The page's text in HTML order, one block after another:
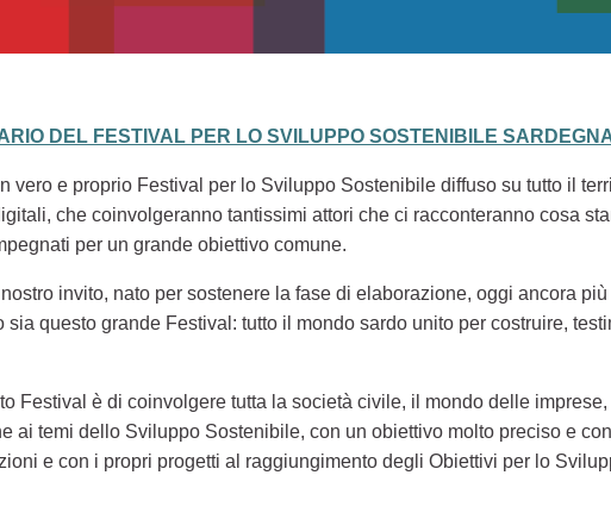
DEL FESTIVAL PER LO SVILUPPO SOSTENIBILE
vero e proprio Festival per lo Sviluppo Sostenibile diffuso su tutto il
che coinvolgeranno tantissimi attori che ci racconteranno cosa
per un grande obiettivo comune.
invito, nato per sostenere la fase di elaborazione, oggi ancora
questo grande Festival: tutto il mondo sardo unito per costruire,
Festival è di coinvolgere tutta la società civile, il mondo delle
ai temi dello Sviluppo Sostenibile, con un obiettivo molto preciso e
e con i propri progetti al raggiungimento degli Obiettivi per lo